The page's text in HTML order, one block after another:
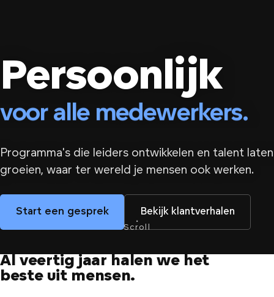
Persoonlijk
vanaf het begin.
op weg naar het doel.
voor alle medewerkers.
hoe groot je ook wordt.
vanaf het begin.
Persoonlijk
Programma's die leiders ontwikkelen en talent laten
groeien, waar ter wereld je mensen ook werken.
Start een gesprek Bekijk klantverhalen
Scroll
Al veertig jaar halen we het
beste uit mensen.